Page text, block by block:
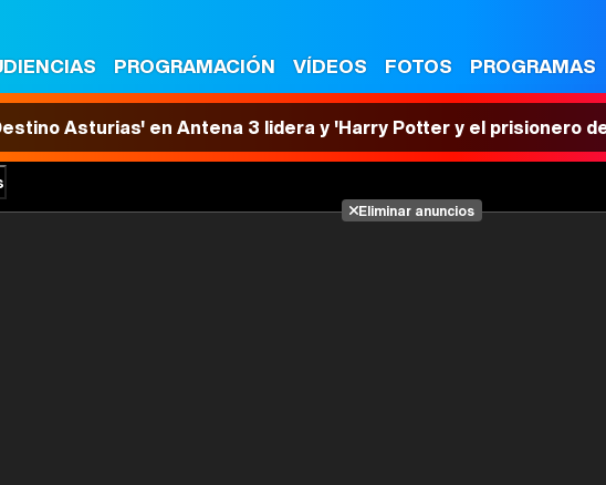
PROGRAMACIÓN VÍDEOS FOTOS PROGRAMAS
Asturias' en Antena 3 lidera y 'Harry Potter y el prisionero
Eliminar anuncios